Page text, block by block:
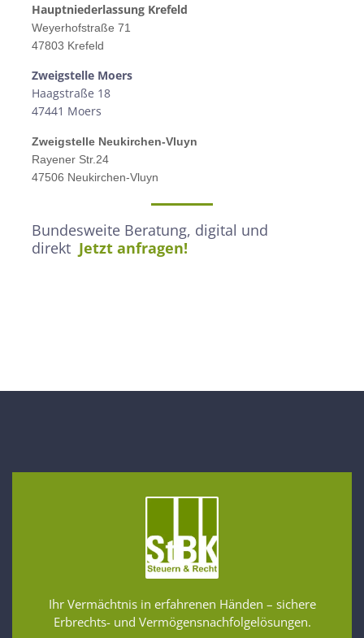
Hauptniederlassung Krefeld
Weyerhofstraße 71
47803 Krefeld
Zweigstelle Moers
Haagstraße 18
47441 Moers
Zweigstelle Neukirchen-Vluyn
Rayener Str.24
47506 Neukirchen-Vluyn
Bundesweite Beratung, digital und
direkt Jetzt anfragen!
Ihr Vermächtnis in erfahrenen Händen – sichere
Erbrechts- und Vermögensnachfolgelösungen.